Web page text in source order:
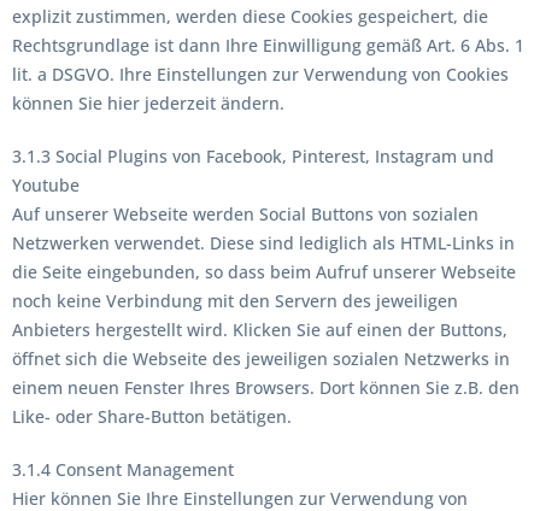
explizit zustimmen, werden diese Cookies gespeichert, die
Rechtsgrundlage ist dann Ihre Einwilligung gemäß Art. 6 Abs. 1
lit. a DSGVO. Ihre Einstellungen zur Verwendung von Cookies
können Sie hier jederzeit ändern.
3.1.3 Social Plugins von Facebook, Pinterest, Instagram und
Youtube
Auf unserer Webseite werden Social Buttons von sozialen
Netzwerken verwendet. Diese sind lediglich als HTML-Links in
die Seite eingebunden, so dass beim Aufruf unserer Webseite
noch keine Verbindung mit den Servern des jeweiligen
Anbieters hergestellt wird. Klicken Sie auf einen der Buttons,
öffnet sich die Webseite des jeweiligen sozialen Netzwerks in
einem neuen Fenster Ihres Browsers. Dort können Sie z.B. den
Like- oder Share-Button betätigen.
3.1.4 Consent Management
Hier können Sie Ihre Einstellungen zur Verwendung von